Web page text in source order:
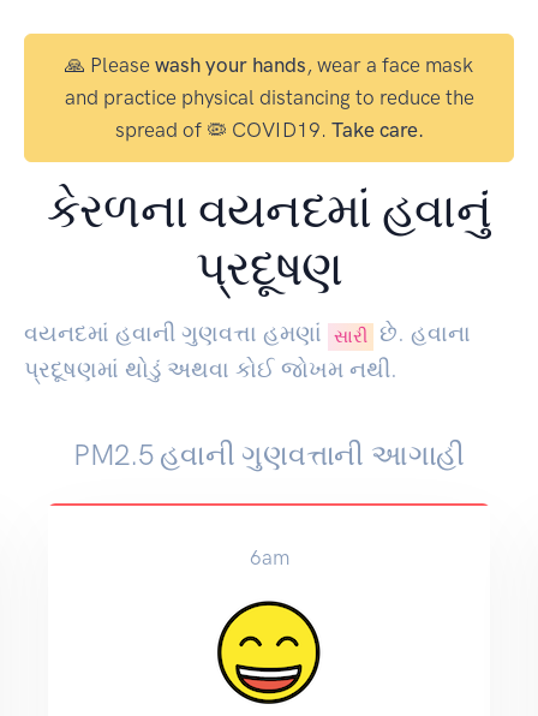
🙏 Please wash your hands, wear a face mask
and practice physical distancing to reduce the
spread of 🦠 COVID19. Take care.
કેરળના વયનદમાં હવાનું
પ્રદૂષણ
વયનદમાં હવાની ગુણવત્તા હમણાં સારી
છે. હવાના
પ્રદૂષણમાં થોડું અથવા કોઈ જોખમ નથી.
PM2.5 હવાની ગુણવત્તાની આગાહી